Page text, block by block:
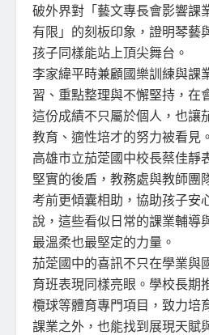
破外界對「藝文專長會影響課
有限」的刻板印象，證明琴藝
孩子同樣能站上頂尖舞台。
李家緯平時兼顧國樂訓練與課
習、重點整理與不懈堅持，在
這份成績不只屬於個人，也讓
教育、適性培才的努力被看見。
高雄市立茄萣國中校長蔡佳靜
堅實的後盾，教務處與教師團
考前更傾囊相助，協助孩子安
說，這些看似日常的課業輔導
最溫柔也最堅定的力量。
茄萣國中的喜訊不只在學業與
育班表現同樣亮眼。學校長期
欖球等體育專門項目，致力培
課業之外，也能找到展現天賦